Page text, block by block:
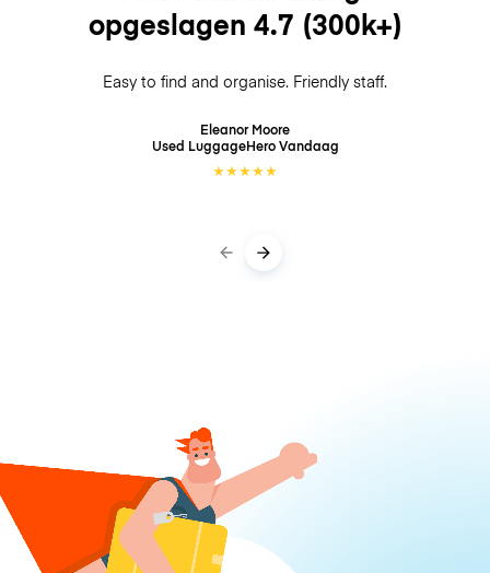
opgeslagen 4.7 (300k+)
Easy to find and organise. Friendly staff.
Eleanor Moore
Used LuggageHeroVandaag
★★★★★